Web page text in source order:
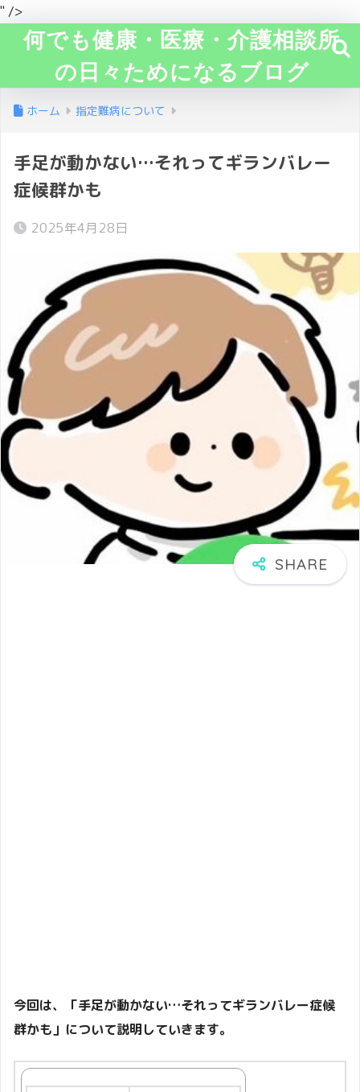
" />
何でも健康・医療・介護相談所
の日々ためになるブログ
ホーム 指定難病について
手足が動かない…それってギランバレー
症候群かも
2025年4月28日
今回は、「手足が動かない…それってギランバレー症候
群かも」について説明していきます。